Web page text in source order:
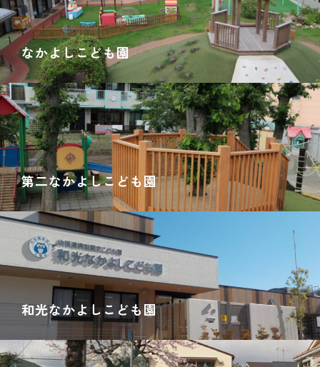
なかよしこども園
第二なかよしこども園
和光なかよしこども園